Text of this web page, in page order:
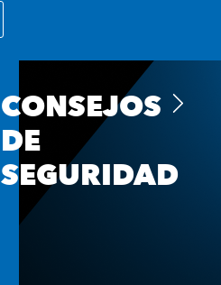
CONSEJOS
DE
SEGURIDAD